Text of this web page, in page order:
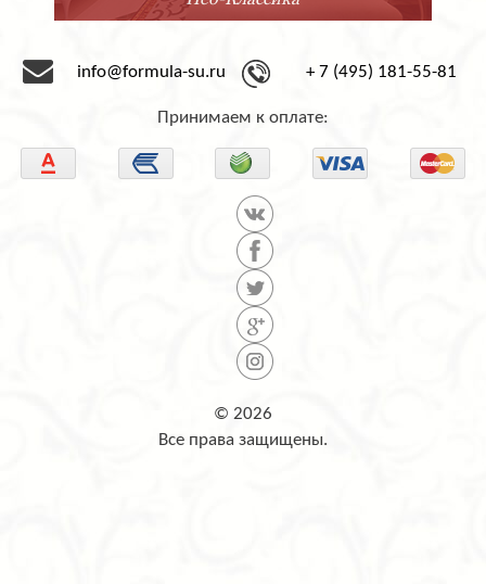
info@formula-su.ru + 7 (495) 181-55-81
Принимаем к оплате:
© 2026
Все права защищены.